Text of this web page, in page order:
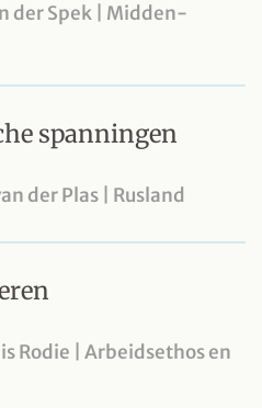
der Spek | Midden-
spanningen
der Plas | Rusland
Rodie | Arbeidsethos en